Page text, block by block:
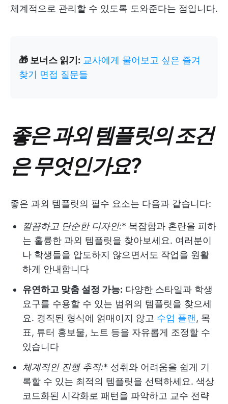
체계적으로 관리할 수 있도록 도와준다는 점입니다.
🎁 보너스 읽기: 교사에게 물어보고 싶은 즐겨
찾기 면접 질문들
좋은 과외 템플릿의 조건
은 무엇인가요?
좋은 과외 템플릿의 필수 요소는 다음과 같습니다:
깔끔하고 단순한 디자인:* 복잡함과 혼란을 피하
는 훌륭한 과외 템플릿을 찾아보세요. 여러분이
나 학생들을 압도하지 않으면서도 작업을 원활
하게 안내합니다
유연하고 맞춤 설정 가능: 다양한 스타일과 학생
요구를 수용할 수 있는 범위의 템플릿을 찾으세
요. 경직된 형식에 얽매이지 않고 수업 플랜, 목
표, 튜터 홍보물, 노트 등을 자유롭게 조정할 수
있습니다
체계적인 진행 추적:* 성취와 어려움을 쉽게 기
록할 수 있는 최적의 템플릿을 선택하세요. 색상
코드화된 시각화로 패턴을 파악하고 교수 전략